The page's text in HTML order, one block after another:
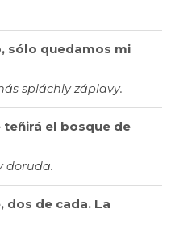
sólo quedamos mi
spláchly záplavy.
teñirá el bosque de
doruda.
dos de cada. La